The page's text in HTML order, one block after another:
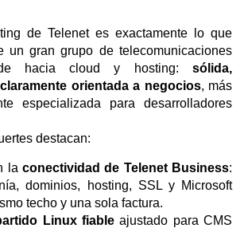
de Telenet es exactamente lo que
un gran grupo de telecomunicaciones
hacia cloud y hosting: sólida,
orientada a negocios, más
especializada para desarrolladores
destacan:
la conectividad de Telenet Business:
dominios, hosting, SSL y Microsoft
techo y una sola factura.
Linux fiable ajustado para CMS